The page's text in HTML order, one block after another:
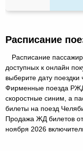
Расписание
Расписание
доступных к онлайн
выберите дату поездки
Фирменные поезда
скоростные синим, а
билеты на поезд
Продажа ЖД билетов
ноября 2026